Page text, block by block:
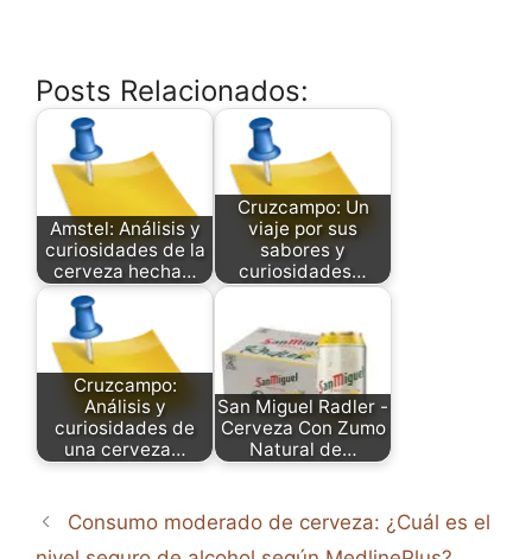
Posts Relacionados:
Amstel: Análisis y
curiosidades de la
cerveza hecha…
Cruzcampo: Un
viaje por sus
sabores y
curiosidades…
Cruzcampo:
Análisis y
curiosidades de
una cerveza…
San Miguel Radler -
Cerveza Con Zumo
Natural de…
Consumo moderado de cerveza: ¿Cuál es el